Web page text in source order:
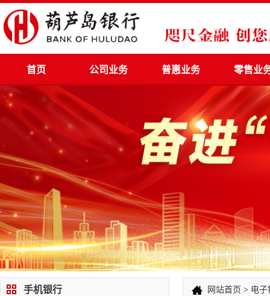
首页 公司业务 普惠业务 零售业
手机银行 网站首页 > 电子